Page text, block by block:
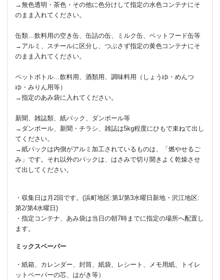
→無色透明・茶色・その他に色分けして指定の水色コンテナにそ
のまま入れてください。
缶類…飲料用の空き缶、缶詰の缶、ミルク缶、ペットフード缶等
→アルミ、スチールに区分し、つぶさず指定の黄色コンテナにそ
のまま入れてください。
ペットボトル…飲料用、酒類用、調味料用（しょうゆ・めんつ
ゆ・みりん用等）
→指定のあみ袋に入れてください。
新聞、雑誌類、紙パック、ダンボール等
→ダンボール、新聞・チラシ、雑誌は5kg程度にひもで束ねて出し
てください。
→紙パックは内側がアルミ加工されているものは、「燃やせるご
み」です。それ以外のパックは、はさみで切り開きよく乾燥させ
て出してください。
・収集日は月2回です。(浜町地区:第1/第3水曜日新地・沢江地区:
第2/第4水曜日)
・指定コンテナ、あみ袋は当日の朝7時までに指定の場所へ配置し
ます。
ミックスペーパー
・紙箱、カレンダー、封筒、紙袋、レシート、メモ用紙、トイレ
ットペーパーの芯、はがき等）